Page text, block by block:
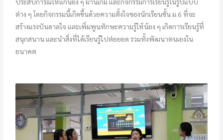
ต่าง ๆ โดยกิจกรรมนี้เกิดขึ้นด้วยความตั้งใจของนักเรียนชั้น ม.6 ที่จะ
สร้างแรงบันดาลใจ และเพิ่มพูนทักษะความรู้ให้น้อง ๆ เกิดการเรียนรู้ที่
สนุกสนาน และนำสิ่งที่ได้เรียนรู้ไปต่อยอด รวมทั้งพัฒนาตนเองใน
อนาคต